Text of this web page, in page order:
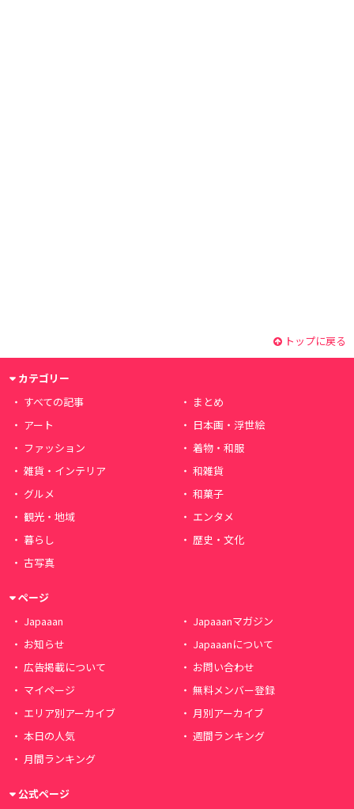
トップに戻る
カテゴリー
すべての記事
まとめ
アート
日本画・浮世絵
ファッション
着物・和服
雑貨・インテリア
和雑貨
グルメ
和菓子
観光・地域
エンタメ
暮らし
歴史・文化
古写真
ページ
Japaaan
Japaaanマガジン
お知らせ
Japaaanについて
広告掲載について
お問い合わせ
マイページ
無料メンバー登録
エリア別アーカイブ
月別アーカイブ
本日の人気
週間ランキング
月間ランキング
公式ページ